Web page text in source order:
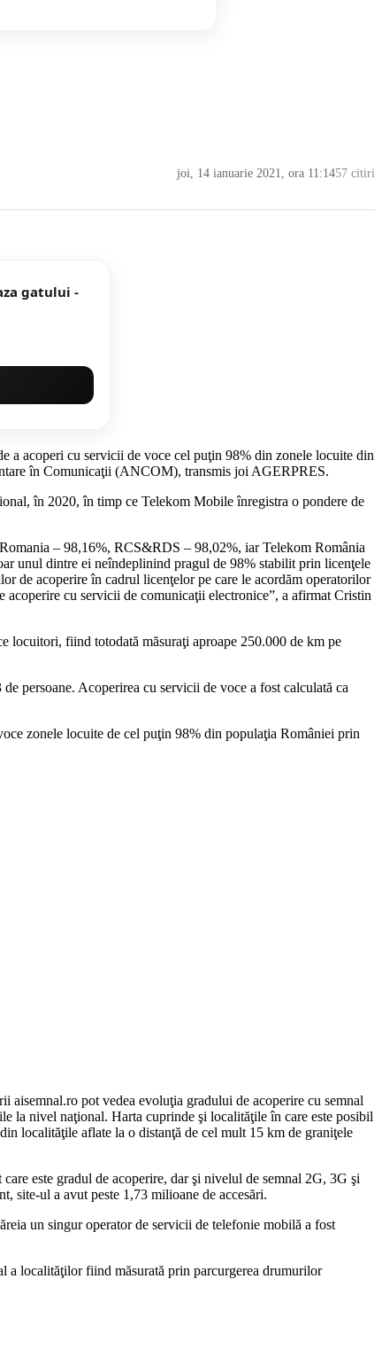
joi, 14 ianuarie 2021, ora 11:1457 citiri
gatului -
a acoperi cu servicii de voce cel puţin 98% din zonele locuite din
în Comunicaţii (ANCOM), transmis joi AGERPRES.
în 2020, în timp ce Telekom Mobile înregistra o pondere de
– 98,16%, RCS&RDS – 98,02%, iar Telekom România
unul dintre ei neîndeplinind pragul de 98% stabilit prin licenţele
de acoperire în cadrul licenţelor pe care le acordăm operatorilor
acoperire cu servicii de comunicaţii electronice”, a afirmat Cristin
locuitori, fiind totodată măsuraţi aproape 250.000 de km pe
persoane. Acoperirea cu servicii de voce a fost calculată ca
zonele locuite de cel puţin 98% din populaţia României prin
pot vedea evoluţia gradului de acoperire cu semnal
la nivel naţional. Harta cuprinde şi localităţile în care este posibil
localităţile aflate la o distanţă de cel mult 15 km de graniţele
este gradul de acoperire, dar şi nivelul de semnal 2G, 3G şi
site-ul a avut peste 1,73 milioane de accesări.
un singur operator de servicii de telefonie mobilă a fost
a localităţilor fiind măsurată prin parcurgerea drumurilor